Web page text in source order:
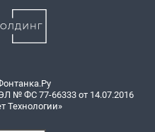
№ ФС 77-66333 от 14.07.2016
Технологии»